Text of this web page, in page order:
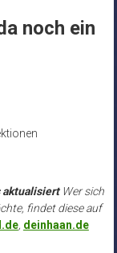
noch ein
aktualisiert Wer sich
findet diese auf
, deinhaan.de